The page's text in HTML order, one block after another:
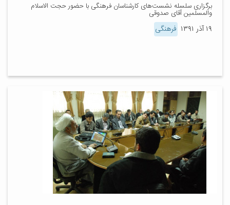
برگزاری سلسله نشست‌های کارشناسان فرهنگی با حضور حجت الاسلام
والمسلمین آقای صدوقی
۱۹ آذر ۱۳۹۱ فرهنگی